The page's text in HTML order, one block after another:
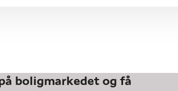
boligmarkedet og få